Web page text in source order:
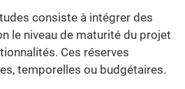
consiste à intégrer des
le niveau de maturité du projet
Ces réserves
temporelles ou budgétaires.